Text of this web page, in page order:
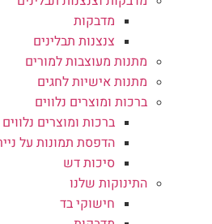
מדבקות
צנצנות תבלינים
מתנות מעוצבות למורים
מתנות אישיות לחגים
ברכות ומוצרים נלווים
ברכות ומוצרים נלווים
הדפסת תמונות על נייר
סיכות דש
התינוקות שלנו
חישוקי בד